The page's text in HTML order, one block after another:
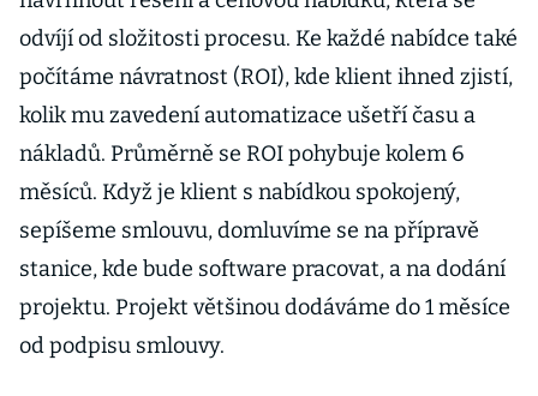
odvíjí od složitosti procesu. Ke každé nabídce také
počítáme návratnost (ROI), kde klient ihned zjistí,
kolik mu zavedení automatizace ušetří času a
nákladů. Průměrně se ROI pohybuje kolem 6
měsíců. Když je klient s nabídkou spokojený,
sepíšeme smlouvu, domluvíme se na přípravě
stanice, kde bude software pracovat, a na dodání
projektu. Projekt většinou dodáváme do 1 měsíce
od podpisu smlouvy.